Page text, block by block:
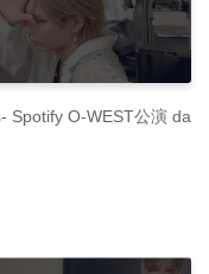
Spotify O-WEST公演 da